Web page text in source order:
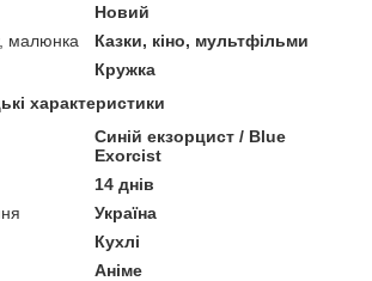
Новий
малюнка
Казки, кіно, мультфільми
Кружка
характеристики
Синій екзорцист / Blue
Exorcist
14 днів
Україна
Кухлі
Аніме